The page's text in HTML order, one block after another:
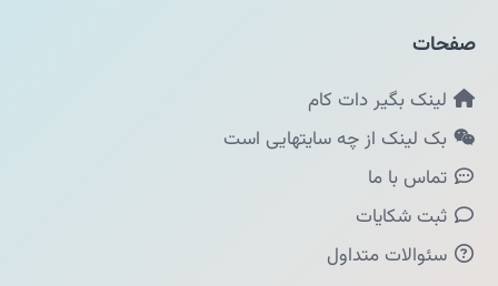
صفحات
لینک بگیر دات کام
بک لینک از چه سایتهایی است
تماس با ما
ثبت شکایات
سئوالات متداول